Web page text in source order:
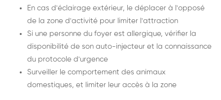
En cas d'éclairage extérieur, le déplacer à l'opposé
de la zone d'activité pour limiter l'attraction
Si une personne du foyer est allergique, vérifier la
disponibilité de son auto-injecteur et la connaissance
du protocole d'urgence
Surveiller le comportement des animaux
domestiques, et limiter leur accès à la zone